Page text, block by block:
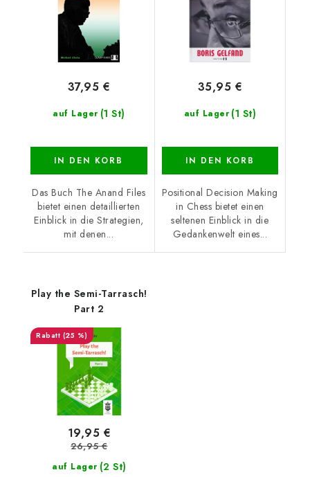
auf Lager (1 St)
37,95 €
IN DEN KORB
Das Buch The Anand Files
bietet einen detaillierten
Einblick in die Strategien,
mit denen...
auf Lager (1 St)
35,95 €
IN DEN KORB
Positional Decision Making
in Chess bietet einen
seltenen Einblick in die
Gedankenwelt eines...
Play the Semi-Tarrasch!
Part 2
(25 %)
auf Lager (2 St)
19,95 €
26,95 €